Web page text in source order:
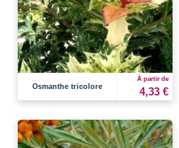
Osmanthe tricolore
À partir de
4,33 €